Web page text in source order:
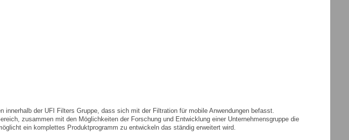
innerhalb der UFI Filters Gruppe, dass sich mit der Filtration für mobile Anwendungen befasst.
zusammen mit den Möglichkeiten der Forschung und Entwicklung einer Unternehmensgruppe die
ein komplettes Produktprogramm zu entwickeln das ständig erweitert wird.